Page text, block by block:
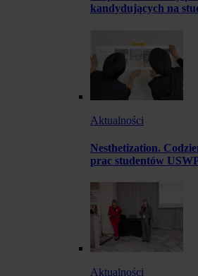
kandydujących na
Aktualności
Nesthetization.
prac studentów
Aktualności